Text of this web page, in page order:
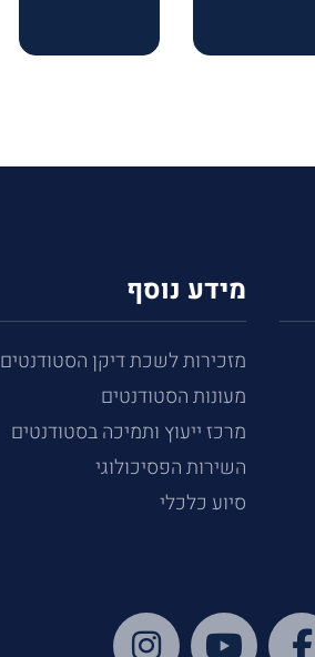
מידע נוסף
מזכירות לשכת דיקן הסטודנטים
מעונות הסטודנטים
מרכז ייעוץ ותמיכה בסטודנטים
השירות הפסיכולוגי
סיוע כלכלי